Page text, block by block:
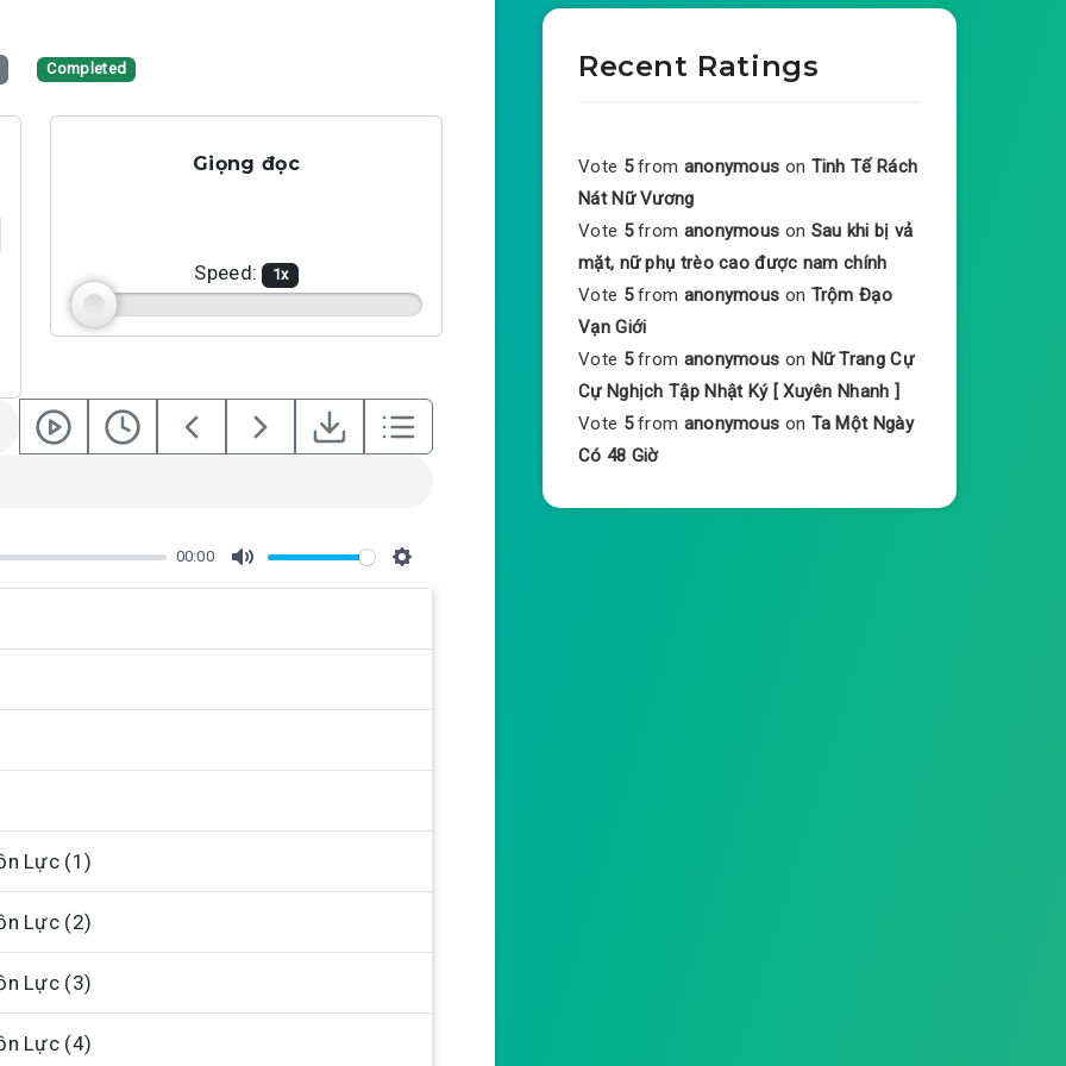
Completed
Giọng đọc
Speed: 1x
00:00
M
t
S
t
i
Lực (1)
Lực (2)
Lực (3)
Lực (4)
Recent Ratings
Vote 5 from anonymous on Tinh Tế Rách
Nát Nữ Vương
Vote 5 from anonymous on Sau khi bị vả
mặt, nữ phụ trèo cao được nam chính
Vote 5 from anonymous on Trộm Đạo
Vạn Giới
Vote 5 from anonymous on Nữ Trang Cự
Cự Nghịch Tập Nhật Ký [ Xuyên Nhanh ]
Vote 5 from anonymous on Ta Một Ngày
Có 48 Giờ